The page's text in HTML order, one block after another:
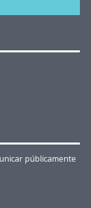
públicamente